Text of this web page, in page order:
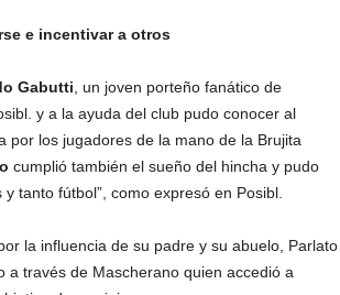
e incentivar a otros
Gabutti , un joven porteño fanático de
y a la ayuda del club pudo conocer al
por los jugadores de la mano de la Brujita
cumplió también el sueño del hincha y pudo
tanto fútbol”, como expresó en Posibl.
la influencia de su padre y su abuelo, Parlato
a través de Mascherano quien accedió a